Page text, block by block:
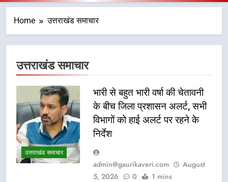
Home उत्तराखंड समाचार
उत्तराखंड समाचार
उत्तराखंड समाचार
भारी से बहुत भारी वर्षा की चेतावनी
के बीच जिला प्रशासन अलर्ट, सभी
विभागों को हाई अलर्ट पर रहने के
निर्देश
admin@gaurikaveri.com
August
5, 2026
0 1 mins